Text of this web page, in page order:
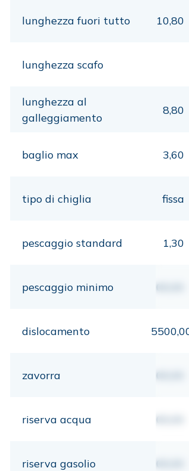
lunghezza fuori tutto 10,80
lunghezza scafo
lunghezza al
galleggiamento
8,80
baglio max 3,60
tipo di chiglia fissa
pescaggio standard 1,30
pescaggio minimo 00,00
dislocamento
zavorra 00,00
riserva acqua 00,00
riserva gasolio 00,00